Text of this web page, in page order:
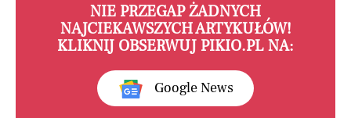
NIE PRZEGAP ŻADNYCH
NAJCIEKAWSZYCH ARTYKUŁÓW!
KLIKNIJ OBSERWUJ PIKIO.PL NA:
Google News